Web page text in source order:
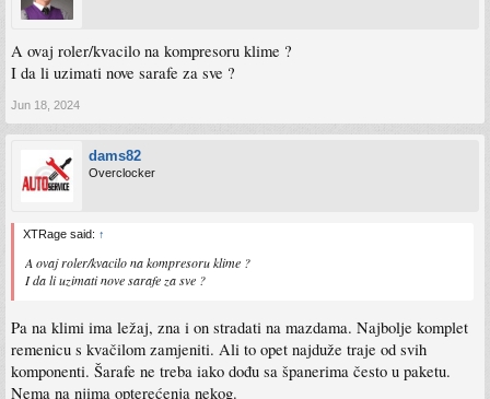
A ovaj roler/kvacilo na kompresoru klime ?
I da li uzimati nove sarafe za sve ?
Jun 18, 2024
dams82
Overclocker
XTRage said: ↑
A ovaj roler/kvacilo na kompresoru klime ?
I da li uzimati nove sarafe za sve ?
Pa na klimi ima ležaj, zna i on stradati na mazdama. Najbolje komplet
remenicu s kvačilom zamjeniti. Ali to opet najduže traje od svih
komponenti. Šarafe ne treba iako dođu sa španerima često u paketu.
Nema na njima opterećenja nekog.